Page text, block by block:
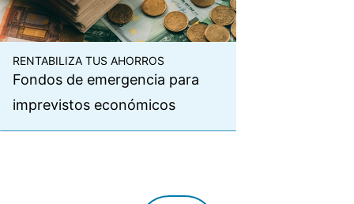
RENTABILIZA TUS AHORROS
Fondos de emergencia para
imprevistos económicos